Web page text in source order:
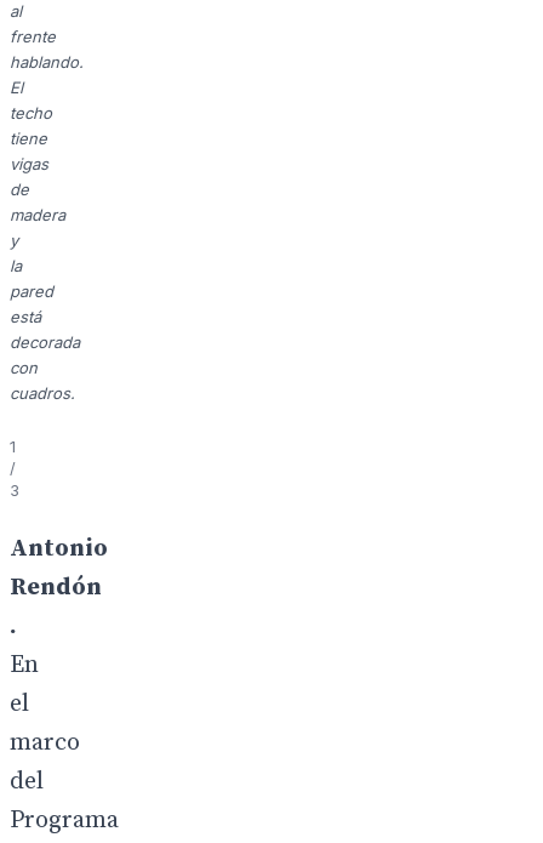
al
frente
hablando.
El
techo
tiene
vigas
de
madera
y
la
pared
está
decorada
con
cuadros.
1
/
3
Antonio
Rendón
.
En
el
marco
del
Programa